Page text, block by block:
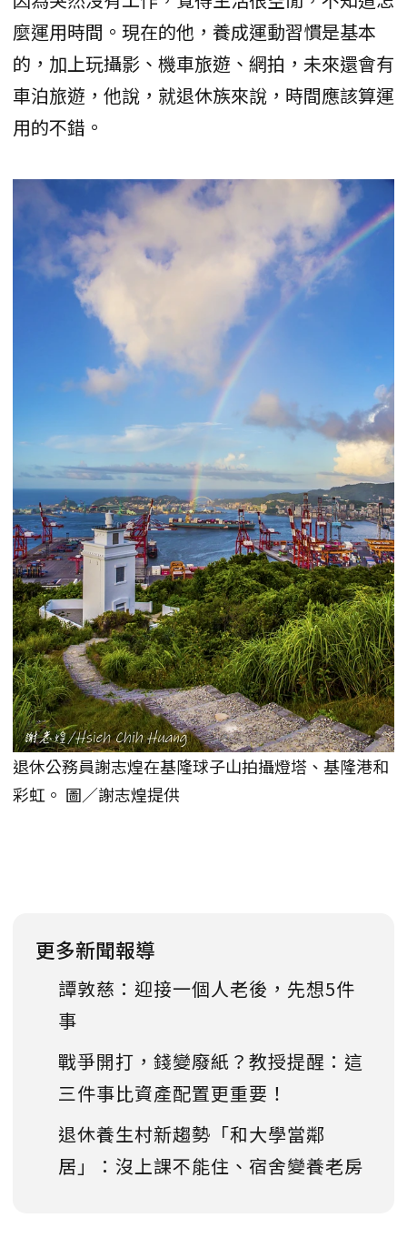
麼運用時間。現在的他，養成運動習慣是基本
的，加上玩攝影、機車旅遊、網拍，未來還會有
車泊旅遊，他說，就退休族來說，時間應該算運
用的不錯。
退休公務員謝志煌在基隆球子山拍攝燈塔、基隆港和
彩虹。 圖／謝志煌提供
更多新聞報導
譚敦慈：迎接一個人老後，先想5件
事
戰爭開打，錢變廢紙？教授提醒：這
三件事比資產配置更重要！
退休養生村新趨勢「和大學當鄰
居」：沒上課不能住、宿舍變養老房